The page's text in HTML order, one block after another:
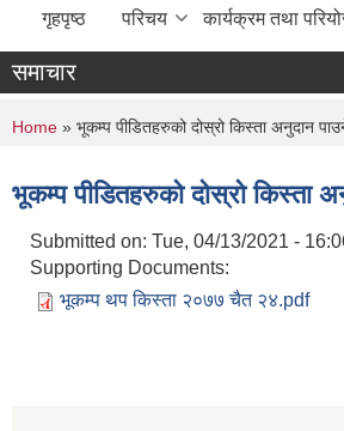
गृहपृष्ठ परिचय कार्यक्रम तथा
समाचार
You are here
Home » भूकम्प पीडितहरुको दोस्रो किस्ता अनुदान
भूकम्प पीडितहरुको दोस्रो किस्ता
Submitted on: Tue, 04/13/2021 -
Supporting Documents:
भूकम्प थप किस्ता २०७७ चैत २४.pdf